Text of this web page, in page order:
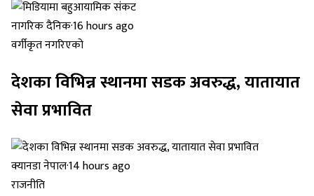
नागरिक दैनिक·16 hours ago
वर्गीकृत नगरिएको
देशका विभिन्न स्थानमा सडक अवरुद्ध, यातायात
सेवा प्रभावित
क्यानडा नेपाल·14 hours ago
राजनीति